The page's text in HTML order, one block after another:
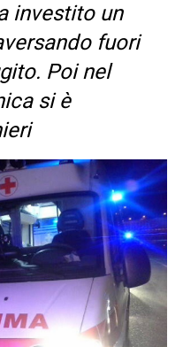
investito un
fuori
Poi nel
si è